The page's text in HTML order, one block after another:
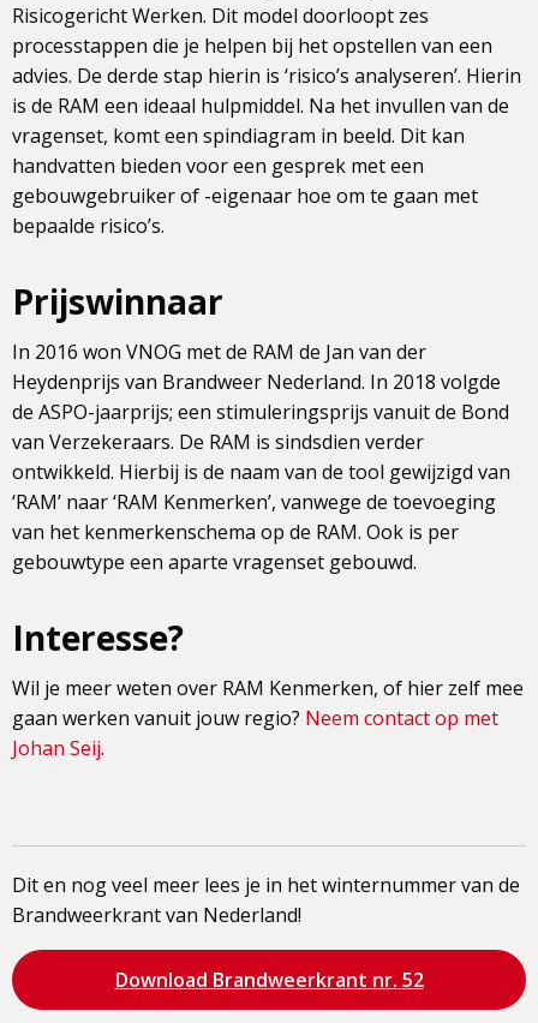
Risicogericht Werken. Dit model doorloopt zes
processtappen die je helpen bij het opstellen van een
advies. De derde stap hierin is ‘risico’s analyseren’. Hierin
is de RAM een ideaal hulpmiddel. Na het invullen van de
vragenset, komt een spindiagram in beeld. Dit kan
handvatten bieden voor een gesprek met een
gebouwgebruiker of -eigenaar hoe om te gaan met
bepaalde risico’s.
Prijswinnaar
In 2016 won VNOG met de RAM de Jan van der
Heydenprijs van Brandweer Nederland. In 2018 volgde
de ASPO-jaarprijs; een stimuleringsprijs vanuit de Bond
van Verzekeraars. De RAM is sindsdien verder
ontwikkeld. Hierbij is de naam van de tool gewijzigd van
‘RAM’ naar ‘RAM Kenmerken’, vanwege de toevoeging
van het kenmerkenschema op de RAM. Ook is per
gebouwtype een aparte vragenset gebouwd.
Interesse?
Wil je meer weten over RAM Kenmerken, of hier zelf mee
gaan werken vanuit jouw regio? Neem contact op met
Johan Seij.
Dit en nog veel meer lees je in het winternummer van de
Brandweerkrant van Nederland!
Bezoek
de
Download Brandweerkrant nr. 52